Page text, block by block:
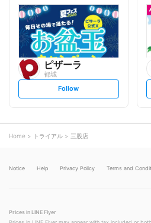
l
o
w
ピザーラ
都城
s
t
o
w
Follow
Home トライアル 三股店
Notice Help Privacy Policy Terms and
Prices in LINE Flyer